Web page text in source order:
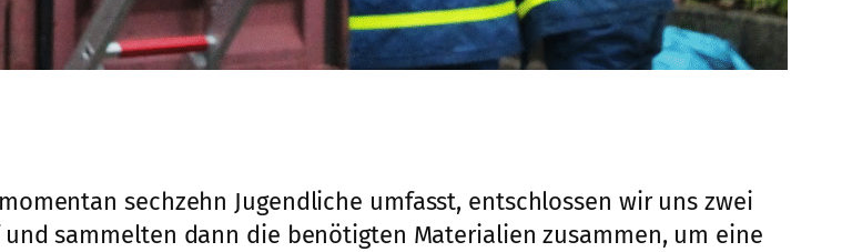
sechzehn Jugendliche umfasst, entschlossen wir uns zwei
sammelten dann die benötigten Materialien zusammen, um eine